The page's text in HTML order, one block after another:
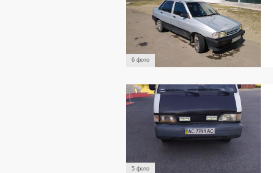
6 фото
5 фото